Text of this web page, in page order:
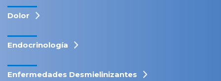
Dolor
Endocrinología
Enfermedades Desmielinizantes